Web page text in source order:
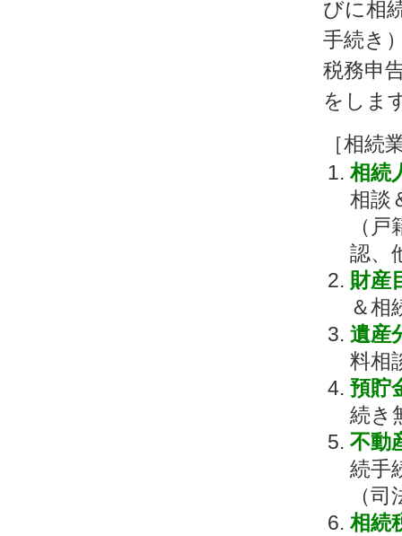
びに相
手続き
税務申
をしま
［相続
相続
相談
（
認、
財産
＆相
遺産
料相
預貯
続き
不動
続手
（
相続